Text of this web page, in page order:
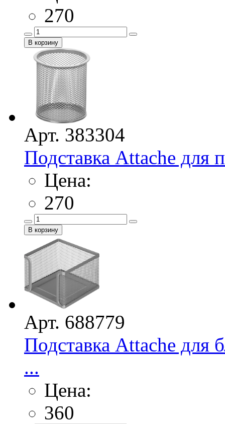
270
Арт. 383304
Подставка Attache для
Цена:
270
Арт. 688779
Подставка Attache для
...
Цена:
360